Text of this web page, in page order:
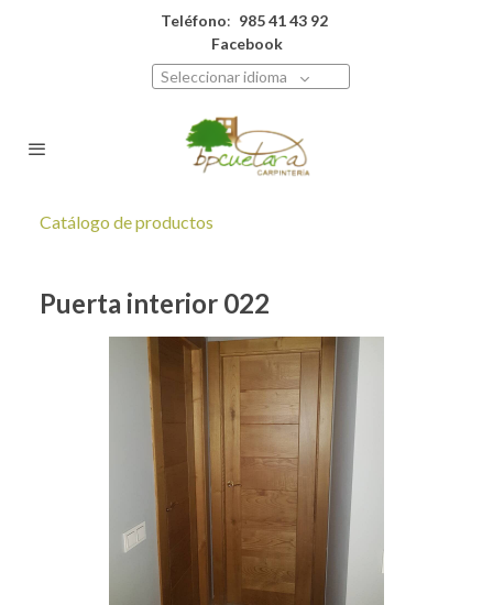
Teléfono: 985 41 43 92
Facebook
Seleccionar idioma
Catálogo de productos
Puerta interior 022